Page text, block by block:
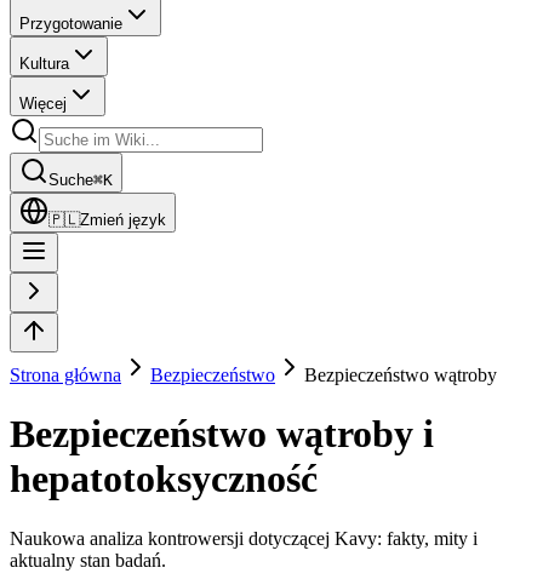
Przygotowanie
Kultura
Więcej
Suche⌘K
🇵🇱Zmień język
Strona główna Bezpieczeństwo Bezpieczeństwo wątroby
Bezpieczeństwo wątroby i
hepatotoksyczność
Naukowa analiza kontrowersji dotyczącej Kavy: fakty, mity i
aktualny stan badań.